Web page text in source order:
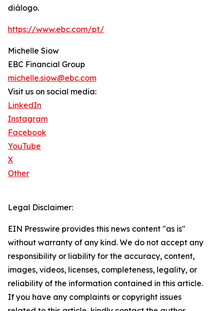
diálogo.
https://www.ebc.com/pt/
Michelle Siow
EBC Financial Group
michelle.siow@ebc.com
Visit us on social media:
LinkedIn
Instagram
Facebook
YouTube
X
Other
Legal Disclaimer:
EIN Presswire provides this news content "as is"
without warranty of any kind. We do not accept any
responsibility or liability for the accuracy, content,
images, videos, licenses, completeness, legality, or
reliability of the information contained in this article.
If you have any complaints or copyright issues